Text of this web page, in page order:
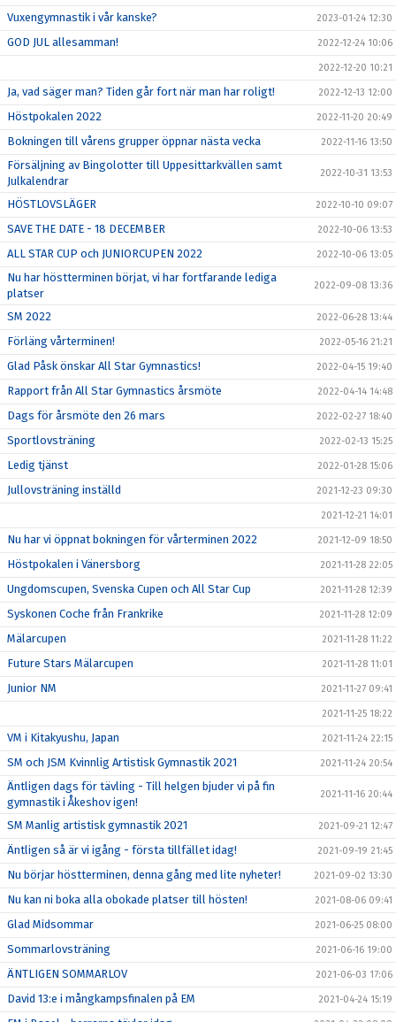
Vuxengymnastik i vår kanske? 2023-01-24 12:30
GOD JUL allesamman! 2022-12-24 10:06
2022-12-20 10:21
Ja, vad säger man? Tiden går fort när man har roligt! 2022-12-13 12:00
Höstpokalen 2022 2022-11-20 20:49
Bokningen till vårens grupper öppnar nästa vecka 2022-11-16 13:50
Försäljning av Bingolotter till Uppesittarkvällen samt
Julkalendrar
2022-10-31 13:53
HÖSTLOVSLÄGER 2022-10-10 09:07
SAVE THE DATE - 18 DECEMBER 2022-10-06 13:53
ALL STAR CUP och JUNIORCUPEN 2022 2022-10-06 13:05
Nu har höstterminen börjat, vi har fortfarande lediga
platser
2022-09-08 13:36
SM 2022 2022-06-28 13:44
Förläng vårterminen! 2022-05-16 21:21
Glad Påsk önskar All Star Gymnastics! 2022-04-15 19:40
Rapport från All Star Gymnastics årsmöte 2022-04-14 14:48
Dags för årsmöte den 26 mars 2022-02-27 18:40
Sportlovsträning 2022-02-13 15:25
Ledig tjänst 2022-01-28 15:06
Jullovsträning inställd 2021-12-23 09:30
2021-12-21 14:01
Nu har vi öppnat bokningen för vårterminen 2022 2021-12-09 18:50
Höstpokalen i Vänersborg 2021-11-28 22:05
Ungdomscupen, Svenska Cupen och All Star Cup 2021-11-28 12:39
Syskonen Coche från Frankrike 2021-11-28 12:09
Mälarcupen 2021-11-28 11:22
Future Stars Mälarcupen 2021-11-28 11:01
Junior NM 2021-11-27 09:41
2021-11-25 18:22
VM i Kitakyushu, Japan 2021-11-24 22:15
SM och JSM Kvinnlig Artistisk Gymnastik 2021 2021-11-24 20:54
Äntligen dags för tävling - Till helgen bjuder vi på fin
gymnastik i Åkeshov igen!
2021-11-16 20:44
SM Manlig artistisk gymnastik 2021 2021-09-21 12:47
Äntligen så är vi igång - första tillfället idag! 2021-09-19 21:45
Nu börjar höstterminen, denna gång med lite nyheter! 2021-09-02 13:30
Nu kan ni boka alla obokade platser till hösten! 2021-08-06 09:41
Glad Midsommar 2021-06-25 08:00
Sommarlovsträning 2021-06-16 19:00
ÄNTLIGEN SOMMARLOV 2021-06-03 17:06
David 13:e i mångkampsfinalen på EM 2021-04-24 15:19